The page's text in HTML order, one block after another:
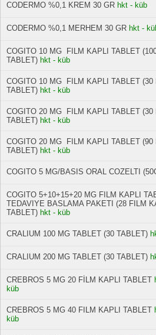
CODERMO %0,1 KREM 30 GR hkt - küb
CODERMO %0,1 MERHEM 30 GR hkt -
COGITO 10 MG FILM KAPLI TABLET
TABLET) hkt - küb
COGITO 10 MG FILM KAPLI TABLET (30
TABLET) hkt - küb
COGITO 20 MG FILM KAPLI TABLET (30
TABLET) hkt - küb
COGITO 20 MG FILM KAPLI TABLET (90
TABLET) hkt - küb
COGITO 5 MG/BASIS ORAL COZELTI
COGITO 5+10+15+20 MG FILM KAPLI
TEDAVIYE BASLAMA PAKETI (28 FILM
TABLET) hkt - küb
CRALIUM 100 MG TABLET (30 TABLET)
CRALIUM 200 MG TABLET (30 TABLET)
CREBROS 5 MG 20 FİLM KAPLI TABLET
küb
CREBROS 5 MG 40 FILM KAPLI TABLET
küb